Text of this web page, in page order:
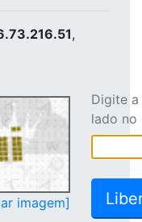
,
imagem]
Digite
lado no